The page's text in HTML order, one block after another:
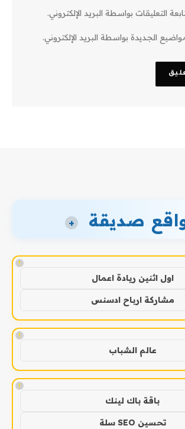
التعليقات بواسطة البريد الإلكتروني.
الجديدة بواسطة البريد الإلكتروني.
صديقة +
!
اول اثنين ريادة اعمال
مشاركة ارباح ادسنس
!
عالم الشباب
!
باقة باك لينك
تحسين SEO سلة